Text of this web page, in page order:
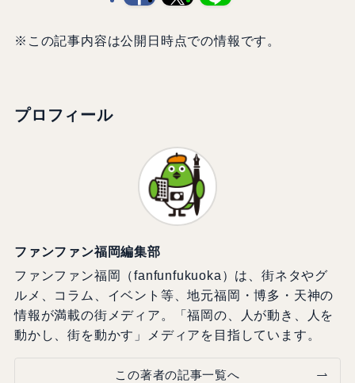
※この記事内容は公開日時点での情報です。
プロフィール
ファンファン福岡編集部
ファンファン福岡（fanfunfukuoka）は、街ネタやグ
ルメ、コラム、イベント等、地元福岡・博多・天神の
情報が満載の街メディア。「福岡の、人が動き、人を
動かし、街を動かす」メディアを目指しています。
この著者の記事一覧へ